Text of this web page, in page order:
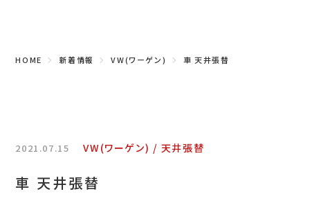
HOME 新着情報 VW(ワーゲン) 車 天井張替
2021.07.15 VW(ワーゲン) 天井張替
車 天井張替